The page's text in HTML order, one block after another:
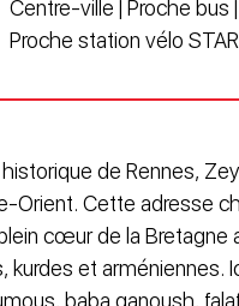
Centre-ville | Proche bus |
Proche station vélo STAR
de Rennes,
Orient. Cette adresse
cœur de la Bretagne
kurdes et arméniennes.
baba ganoush,